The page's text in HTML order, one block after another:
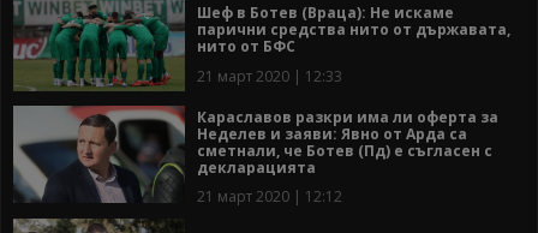
Шеф в Ботев (Враца): Не искаме
парични средства нито от държавата,
нито от БФС
21 март 2020 | 12:33
Караславов разкри има ли оферта за
Неделев и заяви: Явно от Арда са
сметнали, че Ботев (Пд) е съгласен с
декларацията
21 март 2020 | 12:12